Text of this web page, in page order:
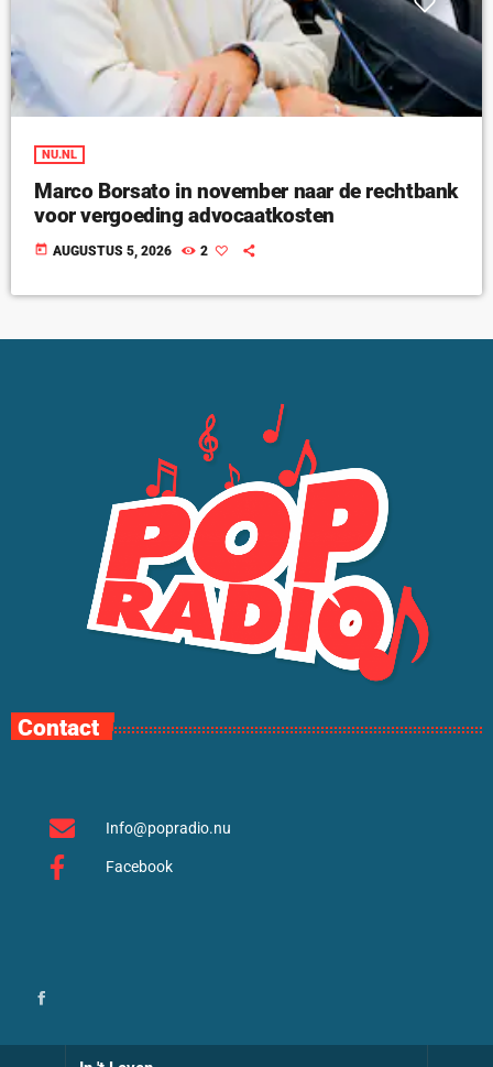
NU.NL
Marco Borsato in november naar de rechtbank
voor vergoeding advocaatkosten
today AUGUSTUS 5, 2026 2
Contact
Info@popradio.nu
Facebook